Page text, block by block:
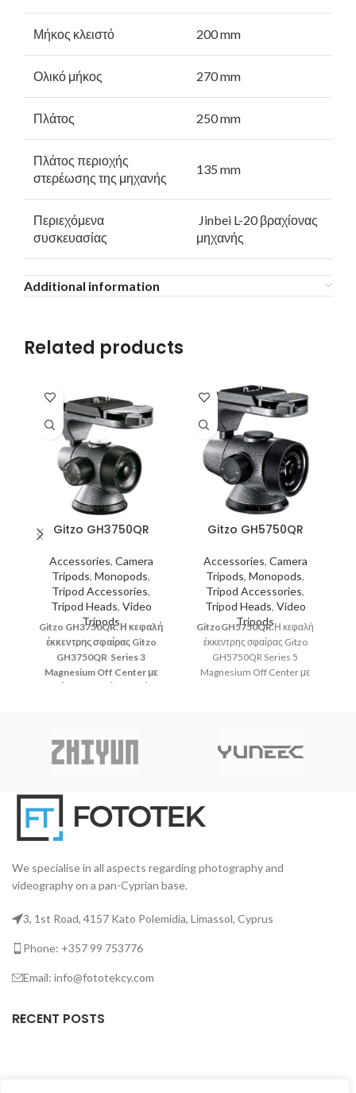
Μήκος κλειστό 200 mm
Ολικό μήκος 270 mm
Πλάτος 250 mm
Πλάτος περιοχής
στερέωσης της μηχανής
135 mm
Περιεχόμενα
συσκευασίας
Jinbei L-20 βραχίονας
μηχανής
Additional information
Related products
Gitzo GH3750QR
Accessories, Camera
Tripods, Monopods,
Tripod Accessories,
Tripod Heads, Video
Tripods
Gitzo GH3750QR. Η κεφαλή
έκκεντρης σφαίρας Gitzo
GH3750QR Series 3
Magnesium Off Center με
κατασκευασμένη από
ελαφρύ, υψηλής ποιότητας
Gitzo GH5750QR
Accessories, Camera
Tripods, Monopods,
Tripod Accessories,
Tripod Heads, Video
Tripods
GitzoGH5750QR.Η κεφαλή
έκκεντρης σφαίρας Gitzo
GH5750QR Series 5
Magnesium Off Center με
κατασκευασμένη από ελαφρύ,
We specialise in all aspects regarding photography and
videography on a pan-Cyprian base.
3, 1st Road, 4157 Kato Polemidia, Limassol, Cyprus
Phone: +357 99 753776
Email: info@fototekcy.com
RECENT POSTS